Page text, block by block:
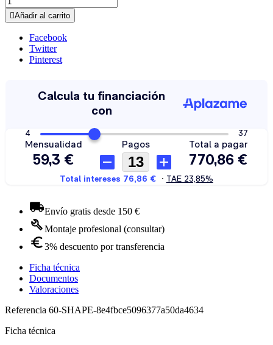
Añadir al carrito
Facebook
Twitter
Pinterest
Envío gratis desde 150 €
Montaje profesional (consultar)
3% descuento por transferencia
Ficha técnica
Documentos
Valoraciones
Referencia 60-SHAPE-8e4fbce5096377a50da4634
Ficha técnica